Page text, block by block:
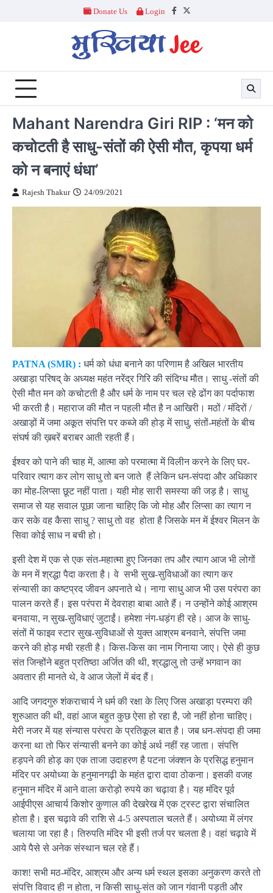
Donate Us Login
Facebook
Twitter
Mahant Narendra Giri RIP : ‘मन को
कचोटती है साधु-संतों की ऐसी मौत, कृपया धर्म
को न बनाएं धंधा’
Rajesh Thakur 24/09/2021
PATNA (SMR) : धर्म को धंधा बनाने का परिणाम है अखिल भारतीय
अखाड़ा परिषद् के अध्यक्ष महंत नरेंद्र गिरि की संदिग्ध मौत। साधु -संतों की
ऐसी मौत मन को कचोटती है और धर्म के नाम पर चल रहे ढोंग का पर्दाफाश
भी करती है। महाराज की मौत न पहली मौत है न आखिरी। मठों / मंदिरों /
अखाड़ों में जमा अकूत संपत्ति पर कब्जे की होड़ में साधु, संतों-महंतों के बीच
संघर्ष की ख़बरें बराबर आती रहती हैं।
ईश्वर को पाने की चाह में, आत्मा को परमात्मा में विलीन करने के लिए घर-
परिवार त्याग कर लोग साधु तो बन जाते हैं लेकिन धन-संपदा और अधिकार
का मोह-लिप्सा छूट नहीं पाता। यही मोह सारी समस्या की जड़ है। साधु
समाज से यह सवाल पूछा जाना चाहिए कि जो मोह और लिप्सा का त्याग न
कर सके वह कैसा साधु ? साधु तो वह होता है जिसके मन में ईश्वर मिलन के
सिवा कोई साध न बची हो।
इसी देश में एक से एक संत-महात्मा हुए जिनका तप और त्याग आज भी लोगों
के मन में श्रद्धा पैदा करता है। वे सभी सुख-सुविधाओं का त्याग कर
संन्यासी का कष्टप्रद जीवन अपनाते थे। नागा साधु आज भी उस परंपरा का
पालन करते हैं। इस परंपरा में देवराहा बाबा आते हैं। न उन्होंने कोई आश्रम
बनवाया, न सुख-सुविधाएं जुटाईं। हमेशा नंग-धड़ंग ही रहे। आज के साधु-
संतों में फाइव स्टार सुख-सुविधाओं से युक्त आश्रम बनवाने, संपत्ति जमा
करने की होड़ मची रहती है। किस-किस का नाम गिनाया जाए। ऐसे ही कुछ
संत जिन्होंने बहुत प्रतिष्ठा अर्जित की थी, श्रद्धालु तो उन्हें भगवान का
अवतार ही मानते थे, वे आज जेलों में बंद हैं।
आदि जगदगुरु शंकराचार्य ने धर्म की रक्षा के लिए जिस अखाड़ा परम्परा की
शुरुआत की थी, वहां आज बहुत कुछ ऐसा हो रहा है, जो नहीं होना चाहिए।
मेरी नजर में यह संन्यास परंपरा के प्रतिकूल बात है। जब धन-संपदा ही जमा
करना था तो फिर संन्यासी बनने का कोई अर्थ नहीं रह जाता। संपत्ति
हड़पने की होड़ का एक ताजा उदाहरण है पटना जंक्शन के प्रसिद्ध हनुमान
मंदिर पर अयोध्या के हनुमानगढ़ी के महंत द्वारा दावा ठोकना। इसकी वजह
हनुमान मंदिर में आने वाला करोड़ो रुपये का चढ़ावा है। यह मंदिर पूर्व
आईपीएस आचार्य किशोर कुणाल की देखरेख में एक ट्रस्ट द्वारा संचालित
होता है। इस चढ़ावे की राशि से 4-5 अस्पताल चलते हैं। अयोध्या में लंगर
चलाया जा रहा है। तिरुपति मंदिर भी इसी तर्ज पर चलता है। वहां चढ़ावे में
आये पैसे से अनेक संस्थान चल रहे हैं।
काश! सभी मठ-मंदिर, आश्रम और अन्य धर्म स्थल इसका अनुकरण करते तो
संपत्ति विवाद ही न होता, न किसी साधु-संत को जान गंवानी पड़ती और